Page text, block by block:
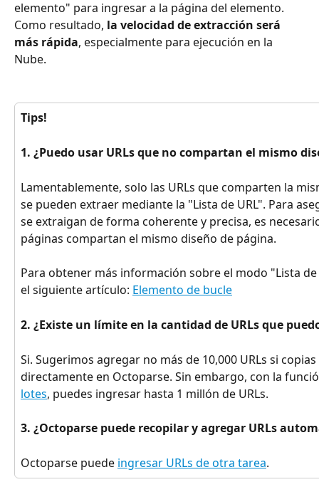
elemento" para ingresar a la página del elemento.
Como resultado, la velocidad de extracción será
más rápida, especialmente para ejecución en la
Nube.
Tips!
1. ¿Puedo usar URLs que no compartan el mismo
Lamentablemente, solo las URLs que comparten la
se pueden extraer mediante la "Lista de URL". Para
se extraigan de forma coherente y precisa, es
páginas compartan el mismo diseño de página.
Para obtener más información sobre el modo "Lista
el siguiente artículo: Elemento de bucle
2. ¿Existe un límite en la cantidad de URLs que
Si. Sugerimos agregar no más de 10,000 URLs si
directamente en Octoparse. Sin embargo, con la
lotes, puedes ingresar hasta 1 millón de URLs.
3. ¿Octoparse puede recopilar y agregar URLs
Octoparse puede ingresar URLs de otra tarea.